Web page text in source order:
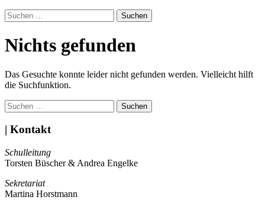
Suchen
nach:
Nichts gefunden
Das Gesuchte konnte leider nicht gefunden werden. Vielleicht hilft
die Suchfunktion.
Suchen
nach:
| Kontakt
Schulleitung
Torsten Büscher & Andrea Engelke
Sekretariat
Martina Horstmann